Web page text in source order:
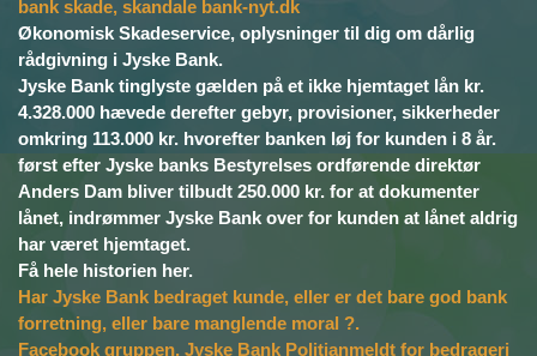
bank skade, skandale bank-nyt.dk
Økonomisk Skadeservice, oplysninger til dig om dårlig
rådgivning i Jyske Bank.
Jyske Bank tinglyste gælden på et ikke hjemtaget lån kr.
4.328.000 hævede derefter gebyr, provisioner, sikkerheder
omkring 113.000 kr. hvorefter banken løj for kunden i 8 år.
først efter Jyske banks Bestyrelses ordførende direktør
Anders Dam bliver tilbudt 250.000 kr. for at dokumenter
lånet, indrømmer Jyske Bank over for kunden at lånet aldrig
har været hjemtaget.
Få hele historien her.
Har Jyske Bank bedraget kunde, eller er det bare god bank
forretning, eller bare manglende moral ?.
Facebook gruppen. Jyske Bank Politianmeldt for bedrageri